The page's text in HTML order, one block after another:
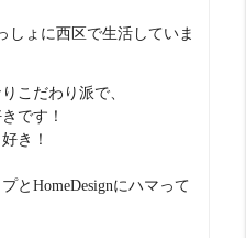
しょに西区で生活していま
こだわり派で、
です！
き！
とHomeDesignにハマって